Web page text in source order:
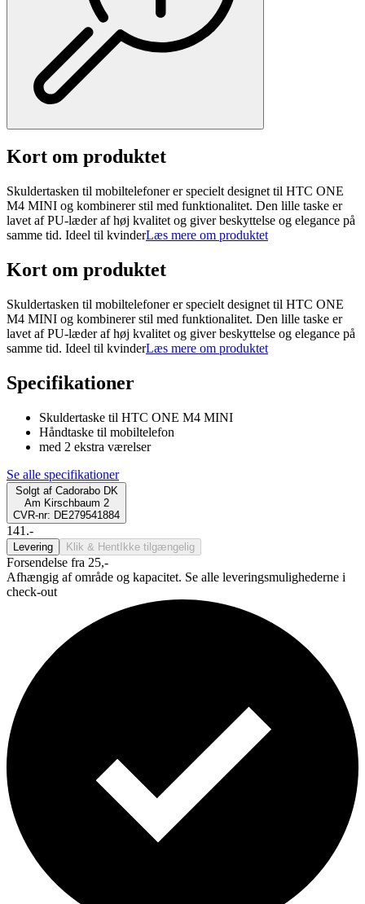
Kort om produktet
Skuldertasken til mobiltelefoner er specielt designet til HTC ONE
M4 MINI og kombinerer stil med funktionalitet. Den lille taske er
lavet af PU-læder af høj kvalitet og giver beskyttelse og elegance på
samme tid. Ideel til kvinderLæs mere om produktet
Kort om produktet
Skuldertasken til mobiltelefoner er specielt designet til HTC ONE
M4 MINI og kombinerer stil med funktionalitet. Den lille taske er
lavet af PU-læder af høj kvalitet og giver beskyttelse og elegance på
samme tid. Ideel til kvinderLæs mere om produktet
Specifikationer
Skuldertaske til HTC ONE M4 MINI
Håndtaske til mobiltelefon
med 2 ekstra værelser
Se alle specifikationer
Solgt af Cadorabo DK
Am Kirschbaum 2
CVR-nr: DE279541884
141.-
Levering Klik & Hent Ikke tilgængelig
Forsendelse fra 25,-
Afhængig af område og kapacitet. Se alle leveringsmulighederne i
check-out